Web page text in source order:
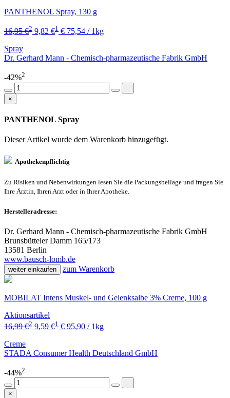
PANTHENOL Spray, 130 g
16,95 €2 9,82 €1 € 75,54 / 1kg
Spray
Dr. Gerhard Mann - Chemisch-pharmazeutische Fabrik GmbH
-42%2
×
PANTHENOL Spray
Dieser Artikel wurde dem Warenkorb hinzugefügt.
Apothekenpflichtig
Zu Risiken und Nebenwirkungen lesen Sie die Packungsbeilage und fragen Sie
Ihre Ärztin, Ihren Arzt oder in Ihrer Apotheke.
Herstelleradresse:
Dr. Gerhard Mann - Chemisch-pharmazeutische Fabrik GmbH
Brunsbütteler Damm 165/173
13581 Berlin
www.bausch-lomb.de
weiter einkaufen zum Warenkorb
MOBILAT Intens Muskel- und Gelenksalbe 3% Creme, 100 g
Aktionsartikel
16,99 €2 9,59 €1 € 95,90 / 1kg
Creme
STADA Consumer Health Deutschland GmbH
-44%2
×